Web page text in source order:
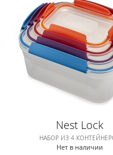
Nest Lock
НАБОР ИЗ 4
Нет в наличии